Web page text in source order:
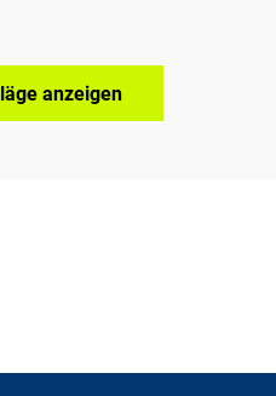
anzeigen